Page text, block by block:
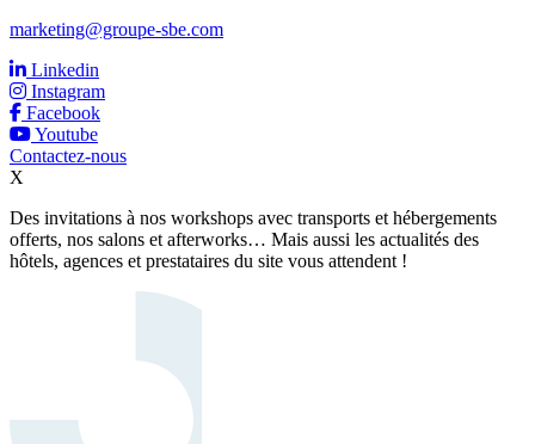
marketing@groupe-sbe.com
Linkedin
Instagram
Facebook
Youtube
Contactez-nous
X
Des invitations à nos workshops avec transports et hébergements
offerts, nos salons et afterworks… Mais aussi les actualités des
hôtels, agences et prestataires du site vous attendent !